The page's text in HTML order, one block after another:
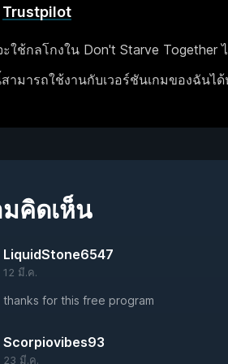
Trustpilot
ใช้กลโกงใน Don't Starve Together
ามารถใช้งานกับเวอร์ชันเกมของฉันไ
คิดเห็น
LiquidStone6547
12 มี.ค.
thanks for this free program
Scorpiovibes93
23 มี.ค.